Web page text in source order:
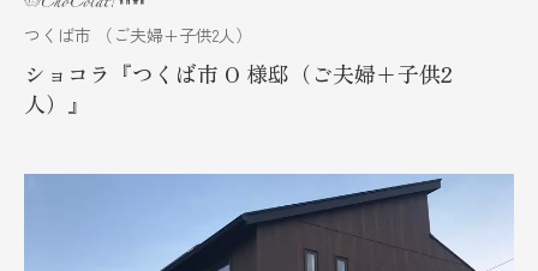
つくば市 （ご夫婦+子供2人）
ショコラ『つくば市 O 様邸（ご夫婦+子供2
人）』